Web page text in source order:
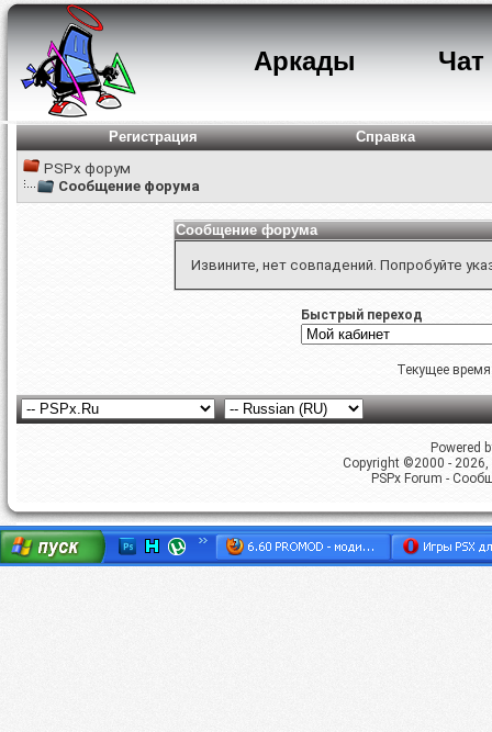
Аркады Чат
Регистрация
Справка
PSPx форум
Сообщение форума
Сообщение форума
Извините, нет совпадений. Попробуйте
Быстрый переход
Текущее
Powered
Copyright ©2000 -
PSPx Forum -